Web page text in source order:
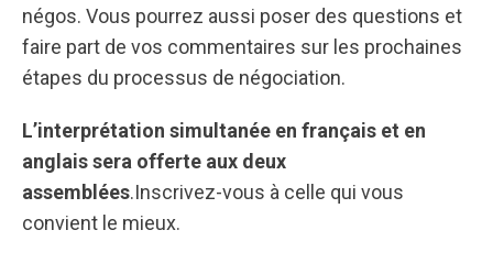
négos. Vous pourrez aussi poser des questions et
faire part de vos commentaires sur les prochaines
étapes du processus de négociation.
L’interprétation simultanée en français et en
anglais sera offerte aux deux
assemblées.Inscrivez-vous à celle qui vous
convient le mieux.